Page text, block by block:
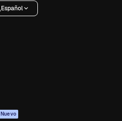
Español
Nuevo